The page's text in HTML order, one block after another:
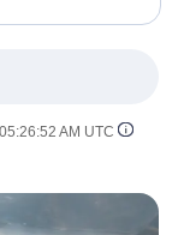
AM UTC